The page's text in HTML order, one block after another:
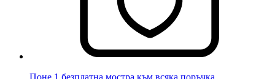
Поне 1 безплатна мостра към всяка поръчка